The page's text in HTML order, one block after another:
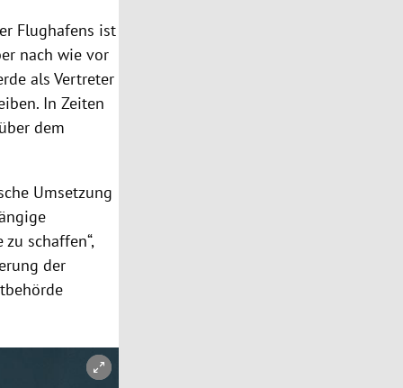
Flughafens ist
nach wie vor
als Vertreter
In Zeiten
dem
Umsetzung
schaffen“,
der